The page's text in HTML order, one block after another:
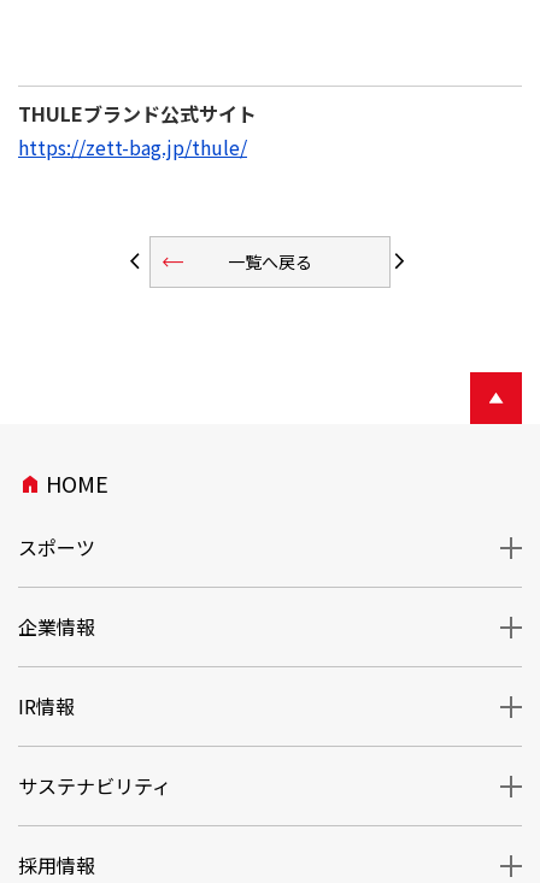
THULEブランド公式サイト
https://zett-bag.jp/thule/
arrow_back_ios 一覧へ戻る
trending_flat arrow_forward_ios
home HOME
スポーツ
企業情報
IR情報
サステナビリティ
採用情報